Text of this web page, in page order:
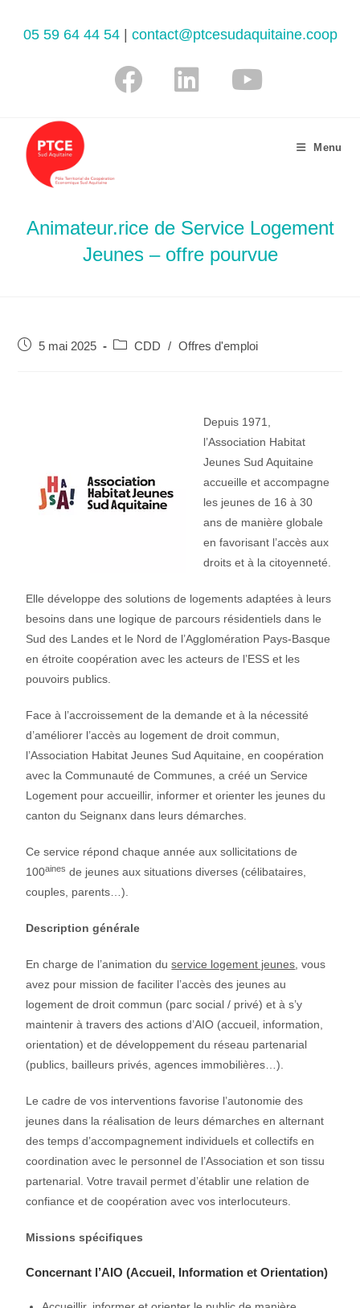
05 59 64 44 54| contact@ptcesudaquitaine.coop
Menu
Animateur.rice de Service Logement
Jeunes – offre pourvue
5 mai 2025 CDD / Offres d'emploi
Depuis 1971,
l’Association Habitat
Jeunes Sud Aquitaine
accueille et accompagne
les jeunes de 16 à 30
ans de manière globale
en favorisant l’accès aux
droits et à la citoyenneté.
Elle développe des solutions de logements adaptées à leurs
besoins dans une logique de parcours résidentiels dans le
Sud des Landes et le Nord de l’Agglomération Pays-Basque
en étroite coopération avec les acteurs de l’ESS et les
pouvoirs publics.
Face à l’accroissement de la demande et à la nécessité
d’améliorer l’accès au logement de droit commun,
l’Association Habitat Jeunes Sud Aquitaine, en coopération
avec la Communauté de Communes, a créé un Service
Logement pour accueillir, informer et orienter les jeunes du
canton du Seignanx dans leurs démarches.
Ce service répond chaque année aux sollicitations de
100aines de jeunes aux situations diverses (célibataires,
couples, parents…).
Description générale
En charge de l’animation duservice logement jeunes , vous
avez pour mission de faciliter l’accès des jeunes au
logement de droit commun (parc social / privé) et à s’y
maintenir à travers des actions d’AIO (accueil, information,
orientation) et de développement du réseau partenarial
(publics, bailleurs privés, agences immobilières…).
Le cadre de vos interventions favorise l’autonomie des
jeunes dans la réalisation de leurs démarches en alternant
des temps d’accompagnement individuels et collectifs en
coordination avec le personnel de l’Association et son tissu
partenarial. Votre travail permet d’établir une relation de
confiance et de coopération avec vos interlocuteurs.
Missions spécifiques
Concernant l’AIO (Accueil, Information et Orientation)